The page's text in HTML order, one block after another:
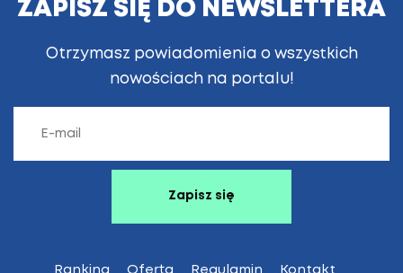
ZAPISZ SIĘ DO NEWSLETTERA
Otrzymasz powiadomienia o wszystkich
nowościach na portalu!
Ranking Oferta Regulamin Kontakt